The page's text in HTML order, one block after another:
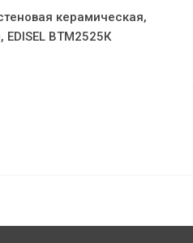
керамическая,
EDISEL ВТМ2525К